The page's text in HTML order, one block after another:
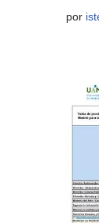
por